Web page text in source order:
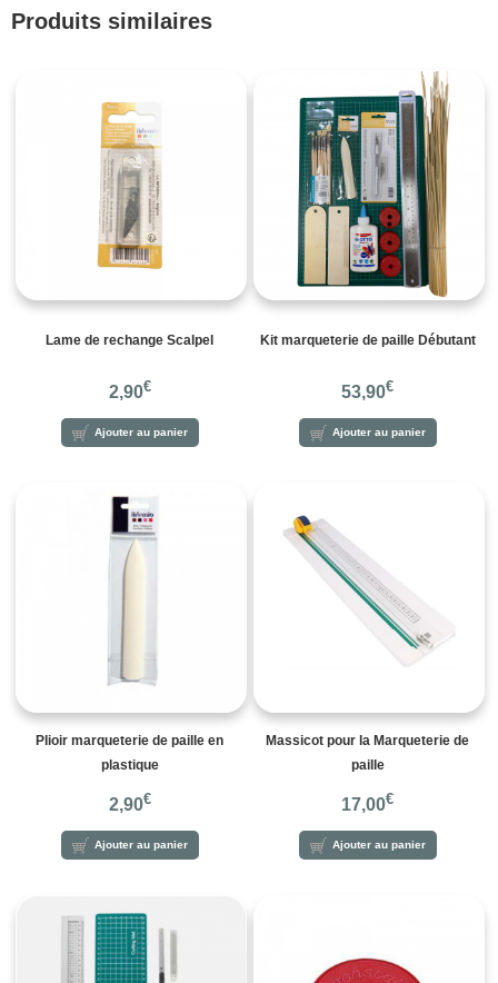
Produits similaires
Lame de rechange Scalpel
2,90€
Ajouter au panier
Kit marqueterie de paille Débutant
53,90€
Ajouter au panier
Plioir marqueterie de paille en
plastique
2,90€
Ajouter au panier
Massicot pour la Marqueterie de
paille
17,00€
Ajouter au panier